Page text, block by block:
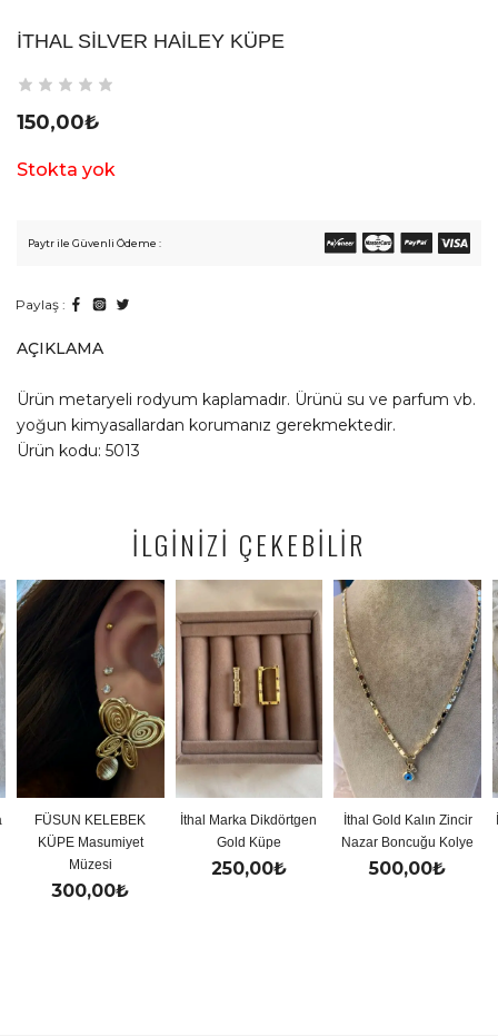
İTHAL SILVER HAILEY KÜPE
150,00₺
Stokta yok
Paytr ile Güvenli Ödeme :
Paylaş :
AÇIKLAMA
Ürün metaryeli rodyum kaplamadır. Ürünü su ve parfum vb.
yoğun kimyasallardan korumanız gerekmektedir.
Ürün kodu: 5013
İLGİNİZİ ÇEKEBİLİR
FÜSUN KELEBEK
KÜPE Masumiyet
Müzesi
300,00₺
İthal Marka Dikdörtgen
Gold Küpe
250,00₺
İthal Gold Kalın Zincir
Nazar Boncuğu Kolye
500,00₺